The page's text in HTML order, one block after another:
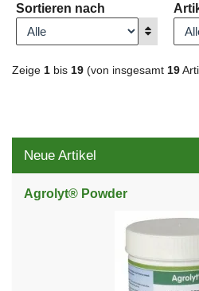
Sortieren nach
Anzeigen
Zeige 1 bis 19 (von insgesamt 19
Neue Artikel
Agrolyt® Powder